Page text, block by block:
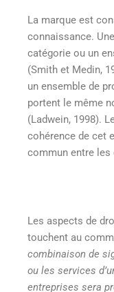
La marque est
connaissance.
catégorie ou un
(Smith et Medin,
un ensemble de
portent le même
(Ladwein, 1998).
cohérence de cet
commun entre
Les aspects de
touchent au
combinaison de
ou les services
entreprises sera